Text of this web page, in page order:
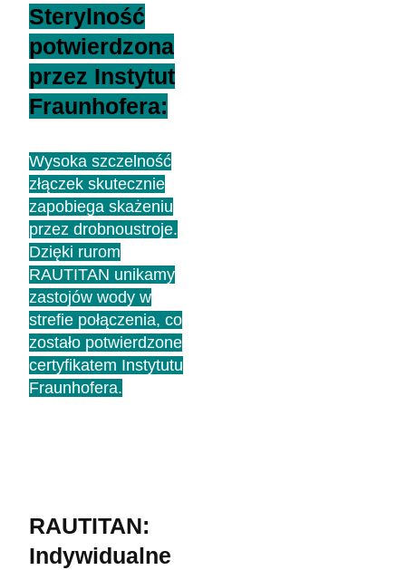
Sterylność
potwierdzona
przez Instytut
Fraunhofera:
Wysoka szczelność
złączek skutecznie
zapobiega skażeniu
przez drobnoustroje.
Dzięki rurom
RAUTITAN unikamy
zastojów wody w
strefie połączenia, co
zostało potwierdzone
certyfikatem Instytutu
Fraunhofera.
RAUTITAN:
Indywidualne